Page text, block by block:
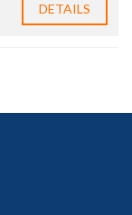
DETAILS